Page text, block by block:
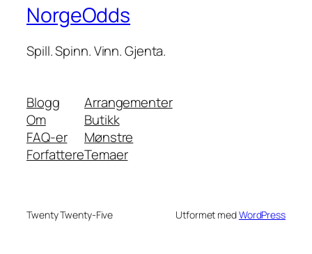
NorgeOdds
Spill. Spinn. Vinn. Gjenta.
Blogg
Om
FAQ-er
Forfattere
Arrangementer
Butikk
Mønstre
Temaer
Twenty Twenty-Five Utformet medWordPress